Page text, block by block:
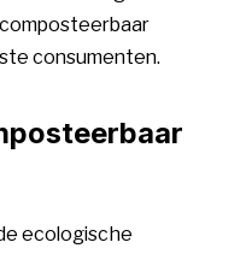
consumenten.
ecologische